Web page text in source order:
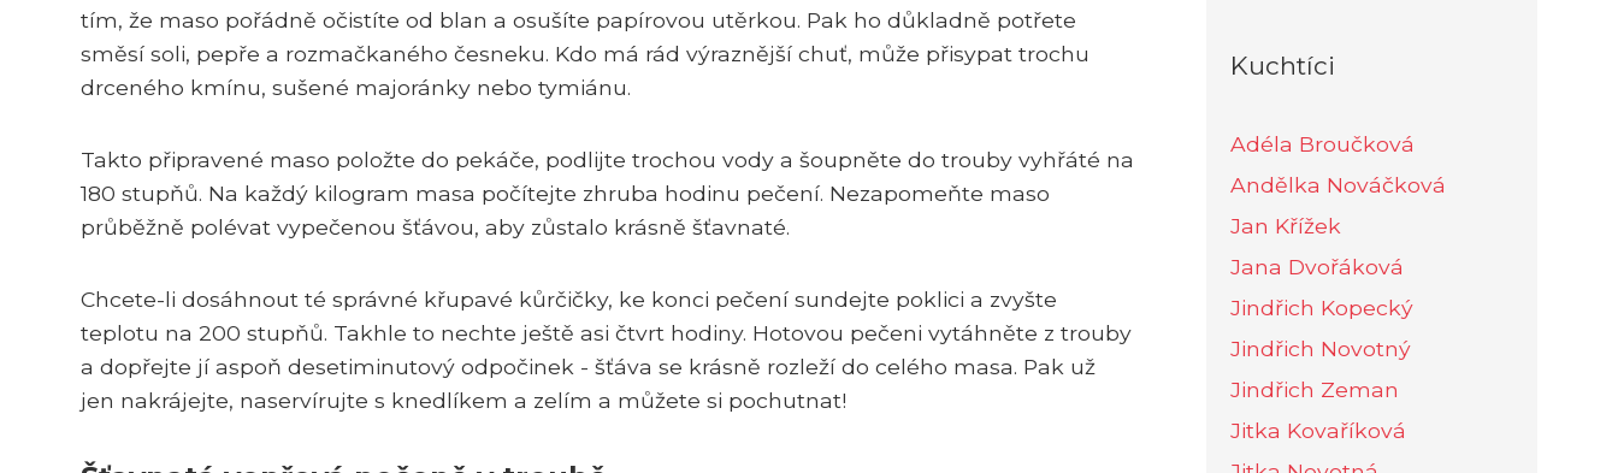
tím, že maso pořádně očistíte od blan a osušíte papírovou utěrkou. Pak ho důkladně potřete
směsí soli, pepře a rozmačkaného česneku. Kdo má rád výraznější chuť, může přisypat trochu
drceného kmínu, sušené majoránky nebo tymiánu.
Takto připravené maso položte do pekáče, podlijte trochou vody a šoupněte do trouby vyhřáté na
180 stupňů. Na každý kilogram masa počítejte zhruba hodinu pečení. Nezapomeňte maso
průběžně polévat vypečenou šťávou, aby zůstalo krásně šťavnaté.
Chcete-li dosáhnout té správné křupavé kůrčičky, ke konci pečení sundejte poklici a zvyšte
teplotu na 200 stupňů. Takhle to nechte ještě asi čtvrt hodiny. Hotovou pečeni vytáhněte z trouby
a dopřejte jí aspoň desetiminutový odpočinek - šťáva se krásně rozleží do celého masa. Pak už
jen nakrájejte, naservírujte s knedlíkem a zelím a můžete si pochutnat!
Kuchtíci
Adéla Broučková
Andělka Nováčková
Jan Křížek
Jana Dvořáková
Jindřich Kopecký
Jindřich Novotný
Jindřich Zeman
Jitka Kovaříková